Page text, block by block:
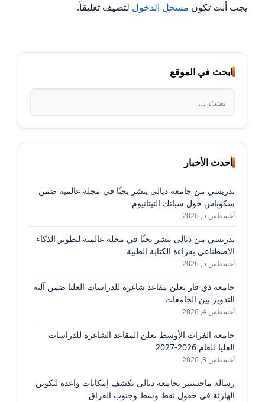
يجب أنت تكون مسجل الدخول لتضيف تعليقاً.
ابحث في الموقع
البحث
عن:
أحدث الأخبار
تدريسي من جامعة ديالى ينشر بحثًا في مجلة عالمية ضمن
سكوباس حول سبائك التيتانيوم
أغسطس 5, 2026
تدريسي من ديالى ينشر بحثًا في مجلة عالمية لتطوير الذكاء
الاصطناعي بقراءة الكتابة الطبية
أغسطس 5, 2026
جامعة ذي قار تعلن مقاعد شاغرة للدراسات العليا ضمن آلية
التدوير بين الجامعات
أغسطس 4, 2026
جامعة الفرات الأوسط تعلن المقاعد الشاغرة للدراسات
العليا للعام 2026-2027
أغسطس 3, 2026
رسالة ماجستير بجامعة ديالى تكشف إمكانات واعدة لتكوين
الهارثة في حقول نفط وسط وجنوب العراق